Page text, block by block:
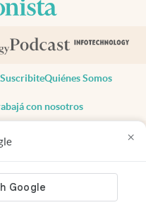
×
SuscribiteQuiénes Somos
con nosotros
reservados